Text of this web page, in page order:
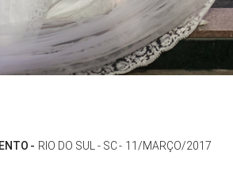
RIO DO SUL - SC 11/MARÇO/2017